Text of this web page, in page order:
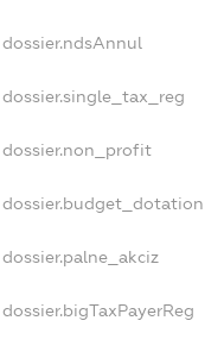
dossier.ndsAnnul
dossier.single_tax_reg
dossier.non_profit
dossier.budget_dotation
dossier.palne_akciz
dossier.bigTaxPayerReg